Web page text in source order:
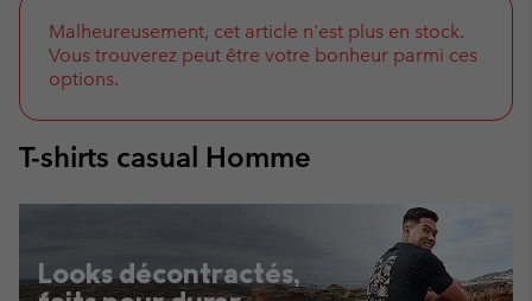
NAV
SKIP
TO
SEARCH
Malheureusement, cet article n'est plus en stock.
Vous trouverez peut être votre bonheur parmi ces
options.
T-shirts casual Homme
Looks décontractés,